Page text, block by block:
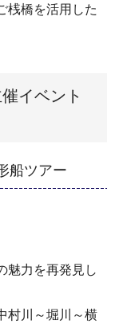
桟橋を活用した
イベント
船ツアー
魅力を再発見し
村川～堀川～横